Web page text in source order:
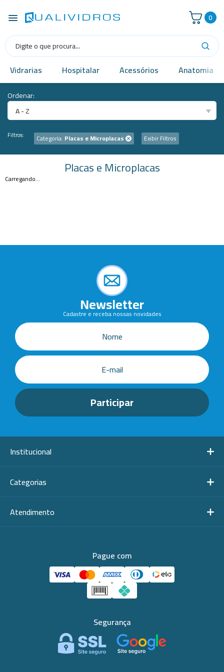
0
Vidrarias Hospitalar Acessórios Anatomia
Ordenar:
A - Z
Filtros: Categoria: Placas e Microplacas Exibir Filtros
Placas e Microplacas
Carregando...
Newsletter
Cadastre e receba nossas novidades
Institucional
Categorias
Atendimento
Pague com
Segurança